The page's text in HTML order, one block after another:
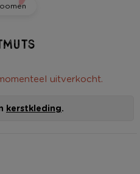
uitverkocht.
kerstkleding.